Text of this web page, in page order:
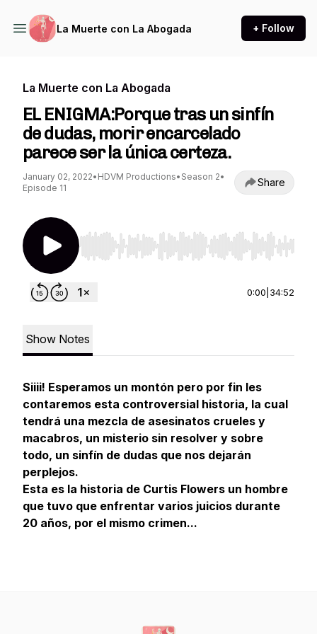
La Muerte con La Abogada + Follow
La Muerte con La Abogada
EL ENIGMA:Porque tras un sinfín
de dudas, morir encarcelado
parece ser la única certeza.
January 02, 2022• HDVM Productions• Season 2•
Episode 11
Share
Use Left/Right to seek, Home/End to jump to
0:00 34:52
Show Notes
Siiii! Esperamos un montón pero por fin les
contaremos esta controversial historia, la cual
tendrá una mezcla de asesinatos crueles y
macabros, un misterio sin resolver y sobre
todo, un sinfín de dudas que nos dejarán
perplejos.
Esta es la historia de Curtis Flowers un hombre
que tuvo que enfrentar varios juicios durante
20 años, por el mismo crimen...